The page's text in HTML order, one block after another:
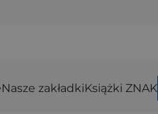
Nasze zakładkiKsiążki ZNAK